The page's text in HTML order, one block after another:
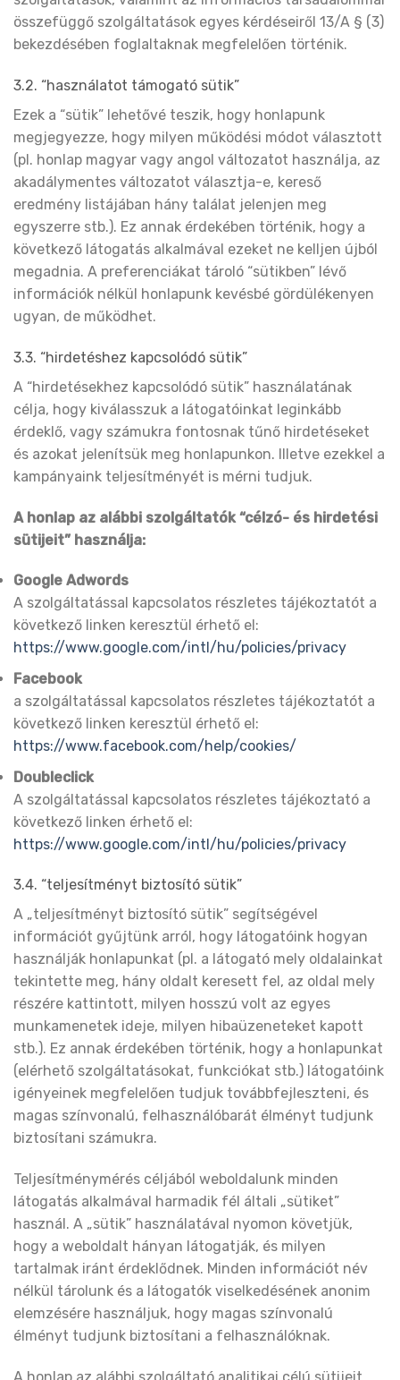
összefüggő szolgáltatások egyes kérdéseiről 13/A § (3)
bekezdésében foglaltaknak megfelelően történik.
3.2. “használatot támogató sütik”
Ezek a “sütik” lehetővé teszik, hogy honlapunk
megjegyezze, hogy milyen működési módot választott
(pl. honlap magyar vagy angol változatot használja, az
akadálymentes változatot választja-e, kereső
eredmény listájában hány találat jelenjen meg
egyszerre stb.). Ez annak érdekében történik, hogy a
következő látogatás alkalmával ezeket ne kelljen újból
megadnia. A preferenciákat tároló “sütikben” lévő
információk nélkül honlapunk kevésbé gördülékenyen
ugyan, de működhet.
3.3. “hirdetéshez kapcsolódó sütik”
A “hirdetésekhez kapcsolódó sütik” használatának
célja, hogy kiválasszuk a látogatóinkat leginkább
érdeklő, vagy számukra fontosnak tűnő hirdetéseket
és azokat jelenítsük meg honlapunkon. Illetve ezekkel a
kampányaink teljesítményét is mérni tudjuk.
A honlap az alábbi szolgáltatók “célzó- és hirdetési
sütijeit” használja:
Google Adwords
A szolgáltatással kapcsolatos részletes tájékoztatót a
következő linken keresztül érhető el:
https://www.google.com/intl/hu/policies/privacy
Facebook
a szolgáltatással kapcsolatos részletes tájékoztatót a
következő linken keresztül érhető el:
https://www.facebook.com/help/cookies/
Doubleclick
A szolgáltatással kapcsolatos részletes tájékoztató a
következő linken érhető el:
https://www.google.com/intl/hu/policies/privacy
3.4. “teljesítményt biztosító sütik”
A „teljesítményt biztosító sütik” segítségével
információt gyűjtünk arról, hogy látogatóink hogyan
használják honlapunkat (pl. a látogató mely oldalainkat
tekintette meg, hány oldalt keresett fel, az oldal mely
részére kattintott, milyen hosszú volt az egyes
munkamenetek ideje, milyen hibaüzeneteket kapott
stb.). Ez annak érdekében történik, hogy a honlapunkat
(elérhető szolgáltatásokat, funkciókat stb.) látogatóink
igényeinek megfelelően tudjuk továbbfejleszteni, és
magas színvonalú, felhasználóbarát élményt tudjunk
biztosítani számukra.
Teljesítménymérés céljából weboldalunk minden
látogatás alkalmával harmadik fél általi „sütiket”
használ. A „sütik” használatával nyomon követjük,
hogy a weboldalt hányan látogatják, és milyen
tartalmak iránt érdeklődnek. Minden információt név
nélkül tárolunk és a látogatók viselkedésének anonim
elemzésére használjuk, hogy magas színvonalú
élményt tudjunk biztosítani a felhasználóknak.